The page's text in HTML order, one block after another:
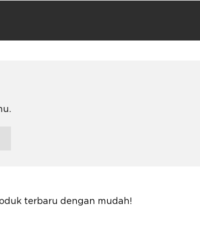
terbaru dengan mudah!